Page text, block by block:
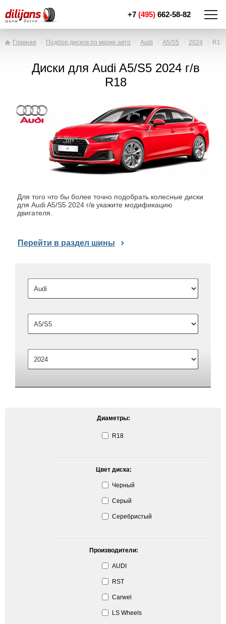
+7 (495) 662-58-82
Главная Подбор дисков по марке авто Audi A5/S5 2024 R18
Диски для Audi A5/S5 2024 г/в
R18
Для того что бы более точно подобрать колесные диски
для Audi A5/S5 2024 г/в укажите модификацию
двигателя.
Перейти в раздел шины
Диаметры:
R18
Цвет диска:
Черный
Серый
Серебристый
Производители:
AUDI
RST
Carwel
LS Wheels